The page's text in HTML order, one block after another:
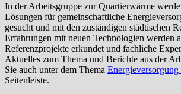
In der Arbeitsgruppe zur Quartierwärme
Lösungen für gemeinschaftliche
gesucht und mit den zuständigen städtischen
Erfahrungen mit neuen Technologien werden
Referenzprojekte erkundet und fachliche
Aktuelles zum Thema und Berichte aus der
Sie auch unter dem Thema Energieversorgung
Seitenleiste.